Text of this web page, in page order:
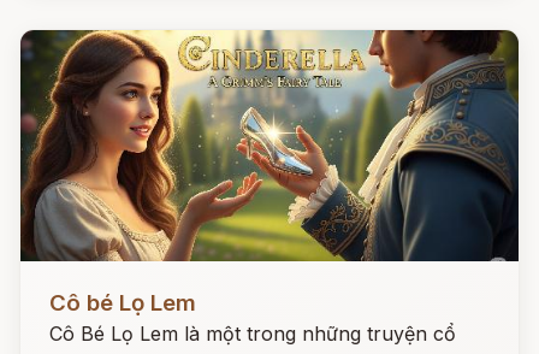
Cô bé Lọ Lem
Cô Bé Lọ Lem là một trong những truyện cổ